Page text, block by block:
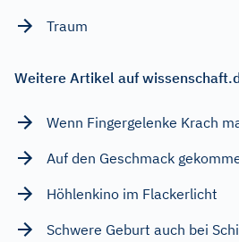
Traum
Weitere Artikel auf
Wenn Fingergelenke Krach
Auf den Geschmack
Höhlenkino im Flackerlicht
Schwere Geburt auch bei